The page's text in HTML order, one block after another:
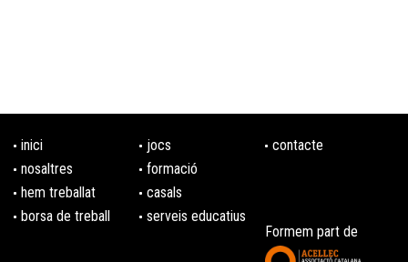
Per terminis
Inscripcions fins al 31 de desembre
LLEURE EDUCATIU , clica aquí.
inici
nosaltres
hem treballat
borsa de treball
jocs
formació
casals
serveis educatius
contacte
Formem part de